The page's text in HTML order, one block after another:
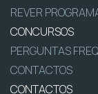
REVER
CONCURSOS
PERGUNTAS
CONTACTOS
CONTACTOS